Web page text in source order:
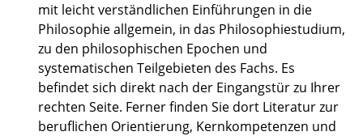
mit leicht verständlichen Einführungen in die
Philosophie allgemein, in das Philosophiestudium,
zu den philosophischen Epochen und
systematischen Teilgebieten des Fachs. Es
befindet sich direkt nach der Eingangstür zu Ihrer
rechten Seite. Ferner finden Sie dort Literatur zur
beruflichen Orientierung, Kernkompetenzen und